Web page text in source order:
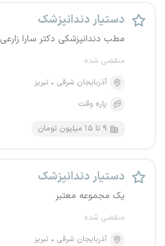
دستیار دندانپزشک
مطب دندانپزشکی دکتر سارا زارعی
منقضی شده
آذربایجان شرقی
تبریز
پاره وقت
۹ تا ۱۵ میلیون تومان
دستیار دندانپزشک
یک مجموعه معتبر
منقضی شده
آذربایجان شرقی
تبریز